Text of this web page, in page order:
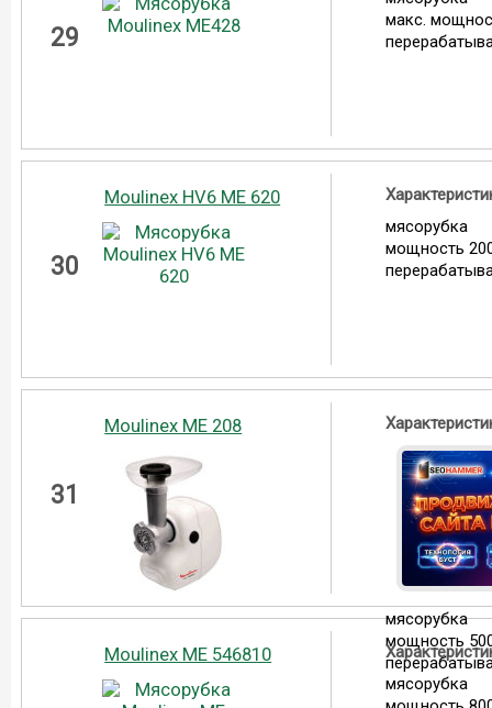
29
макс.
30
Moulinex HV6 ME 620
мясорубка
мощность
31
Moulinex ME 208
мясорубка
мощность
Moulinex ME 546810
мясорубка